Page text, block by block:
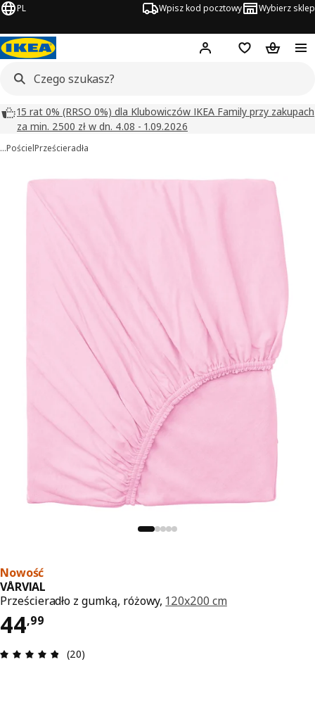
PL Wpisz kod pocztowy Wybierz sklep
Hej! Zaloguj się
Lista zakupowa
Koszyk
15 rat 0% (RRSO 0%) dla Klubowiczów IKEA Family przy zakupach
za min. 2500 zł w dn. 4.08 - 1.09.2026
…PościelPrześcieradła
obrazy
Nowość
VÅRVIAL
Prześcieradło z gumką, różowy, 120x200 cm
44,99
Cena 44,99
Opinia: 4.8 na 5 gwiazdki. Recenzje ogółem: 20
(20)